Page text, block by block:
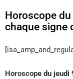
Horoscope
chaque signe
Horoscope du